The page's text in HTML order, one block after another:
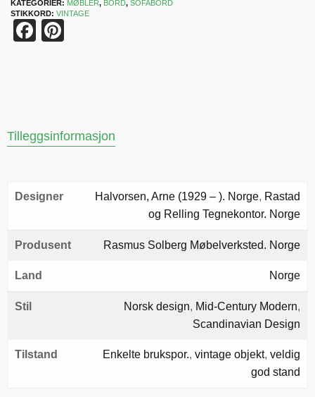
KATEGORIER: MØBLER, BORD, SOFABORD
STIKKORD: VINTAGE
Facebook
Tilleggsinformasjon
Designer Halvorsen, Arne (1929 – ). Norge, Rastad
og Relling Tegnekontor. Norge
Produsent Rasmus Solberg Møbelverksted. Norge
Land Norge
Stil Norsk design, Mid-Century Modern,
Scandinavian Design
Tilstand Enkelte brukspor., vintage objekt, veldig
god stand